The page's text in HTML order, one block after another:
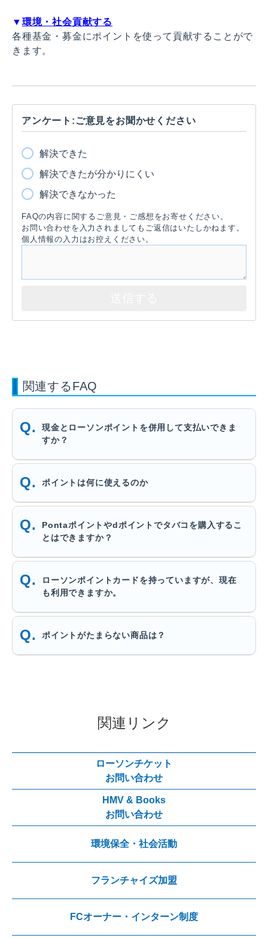
▼ 環境・社会貢献する
各種基金・募金にポイントを使って貢献することがで
きます。
アンケート:ご意見をお聞かせください
解決できた
解決できたが分かりにくい
解決できなかった
FAQの内容に関するご意見・ご感想をお寄せください。
お問い合わせを入力されましてもご返信はいたしかねます。
個人情報の入力はお控えください。
関連するFAQ
現金とローソンポイントを併用して支払いできま
すか？
ポイントは何に使えるのか
Pontaポイントやdポイントでタバコを購入するこ
とはできますか？
ローソンポイントカードを持っていますが、現在
も利用できますか。
ポイントがたまらない商品は？
関連リンク
ローソンチケット
お問い合わせ
HMV & Books
お問い合わせ
環境保全・社会活動
フランチャイズ加盟
FCオーナー・インターン制度